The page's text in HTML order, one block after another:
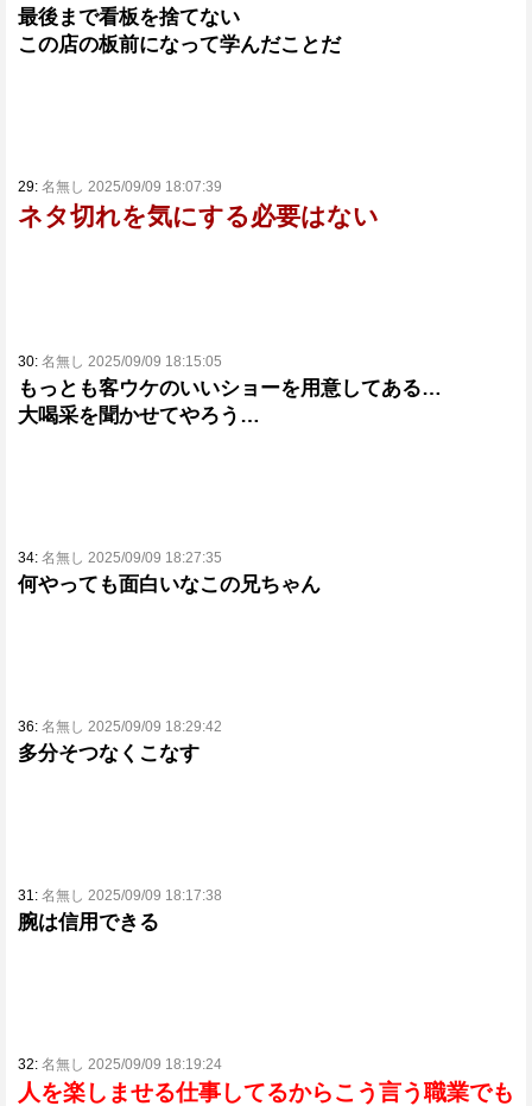
最後まで看板を捨てない
この店の板前になって学んだことだ
29: 名無し 2025/09/09 18:07:39
ネタ切れを気にする必要はない
30: 名無し 2025/09/09 18:15:05
もっとも客ウケのいいショーを用意してある…
大喝采を聞かせてやろう…
34: 名無し 2025/09/09 18:27:35
何やっても面白いなこの兄ちゃん
36: 名無し 2025/09/09 18:29:42
多分そつなくこなす
31: 名無し 2025/09/09 18:17:38
腕は信用できる
32: 名無し 2025/09/09 18:19:24
人を楽しませる仕事してるからこう言う職業でも